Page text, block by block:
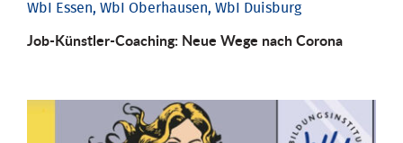
WbI Essen, WbI Oberhausen, WbI Duisburg
Job-Künstler-Coaching: Neue Wege nach Corona